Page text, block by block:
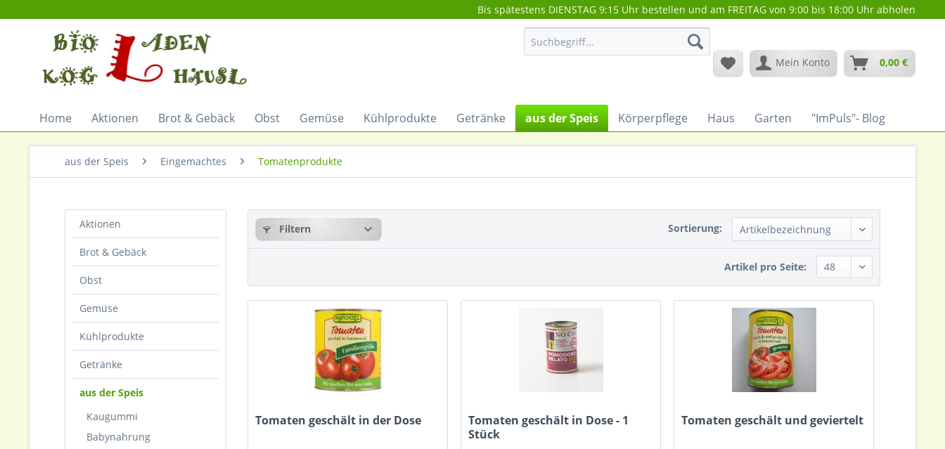
Bis spätestens DIENSTAG 9:15 Uhr bestellen und am FREITAG von 9:00 bis 18:00 Uhr abholen
Mein Konto 0,00 €
Home Aktionen Brot & Gebäck Obst Gemüse Kühlprodukte Getränke aus der Speis Körperpflege Haus Garten "ImPuls"- Blog
aus der Speis Eingemachtes Tomatenprodukte
Aktionen
Brot & Gebäck
Obst
Gemüse
Kühlprodukte
Getränke
aus der Speis
Kaugummi
Babynahrung
Filtern Sortierung:
Artikel pro Seite:
Tomaten geschält in der Dose
Tomaten geschält in Dose - 1
Stück
Tomaten geschält und geviertelt